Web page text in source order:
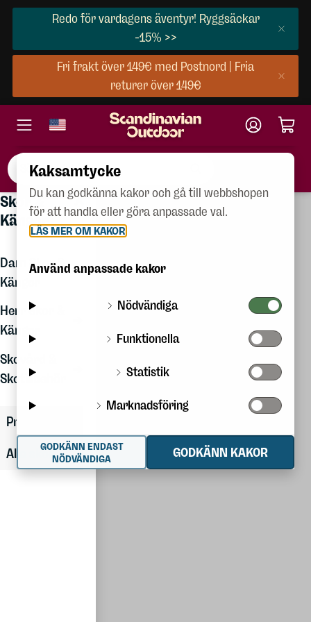
Redo för vardagens äventyr! Ryggsäckar
-15% >>
Fri frakt över 149€ med Postnord | Fria
returer över 149€
Skor & Kängor
Dam
Barn
Kängor
Friluftsliv
Vintersport
Sport
Scouterna
Outlet
Skor &
Kängor
×
Dam Skor &
Kängor
Herr Skor &
Kängor
Skovård &
Skotillbehör
Presentkort
Alla skor
Presentkort
Kaksamtycke
Du kan godkänna kakor och gå till webbshopen
för att handla eller göra anpassade val.
LÄS MER OM KAKOR
Använd anpassade kakor
Nödvändiga
Funktionella
Statistik
Marknadsföring
GODKÄNN KAKOR
GODKÄNN ENDAST
NÖDVÄNDIGA